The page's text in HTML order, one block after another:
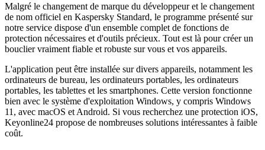
Malgré le changement de marque du développeur et le changement
de nom officiel en Kaspersky Standard, le programme présenté sur
notre service dispose d'un ensemble complet de fonctions de
protection nécessaires et d'outils précieux. Tout est là pour créer un
bouclier vraiment fiable et robuste sur vous et vos appareils.
L'application peut être installée sur divers appareils, notamment les
ordinateurs de bureau, les ordinateurs portables, les ordinateurs
portables, les tablettes et les smartphones. Cette version fonctionne
bien avec le système d'exploitation Windows, y compris Windows
11, avec macOS et Android. Si vous recherchez une protection iOS,
Keyonline24 propose de nombreuses solutions intéressantes à faible
coût.